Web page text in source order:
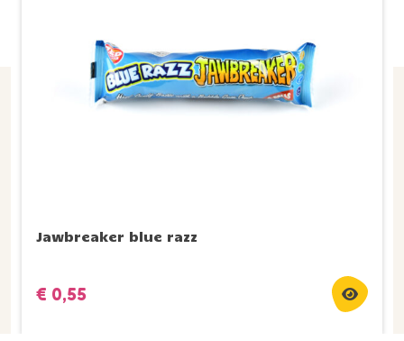
Jawbreaker blue razz
€ 0,55